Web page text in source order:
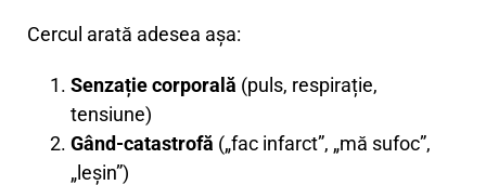
Cercul arată adesea așa:
Senzație corporală (puls, respirație,
tensiune)
Gând-catastrofă („fac infarct”, „mă sufoc”,
„leșin”)